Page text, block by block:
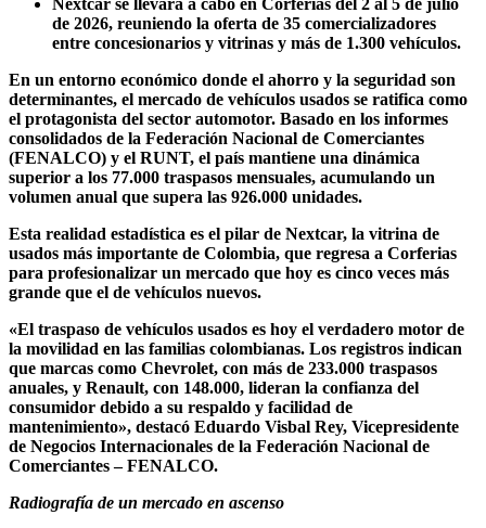
de 2026, reuniendo la oferta de 35 comercializadores
entre concesionarios y vitrinas y más de 1.300 vehículos.
En un entorno económico donde el ahorro y la seguridad son
determinantes, el mercado de vehículos usados se ratifica como
el protagonista del sector automotor. Basado en los informes
consolidados de la Federación Nacional de Comerciantes
(FENALCO) y el RUNT, el país mantiene una dinámica
superior a los 77.000 traspasos mensuales, acumulando un
volumen anual que supera las 926.000 unidades.
Esta realidad estadística es el pilar de Nextcar, la vitrina de
usados más importante de Colombia, que regresa a Corferias
para profesionalizar un mercado que hoy es cinco veces más
grande que el de vehículos nuevos.
«El traspaso de vehículos usados es hoy el verdadero motor de
la movilidad en las familias colombianas. Los registros indican
que marcas como Chevrolet, con más de 233.000 traspasos
anuales, y Renault, con 148.000, lideran la confianza del
consumidor debido a su respaldo y facilidad de
mantenimiento», destacó Eduardo Visbal Rey, Vicepresidente
de Negocios Internacionales de la Federación Nacional de
Comerciantes – FENALCO.
Radiografía de un mercado en ascenso